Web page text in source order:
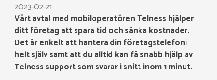
2023-02-21
Vårt avtal med mobiloperatören Telness hjälper
ditt företag att spara tid och sänka kostnader.
Det är enkelt att hantera din företagstelefoni
helt själv samt att du alltid kan få snabb hjälp av
Telness support som svarar i snitt inom 1 minut.